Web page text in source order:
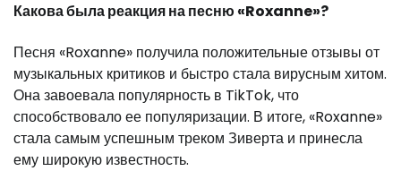
Какова была реакция на песню «Roxanne»?
Песня «Roxanne» получила положительные отзывы от
музыкальных критиков и быстро стала вирусным хитом.
Она завоевала популярность в TikTok, что
способствовало ее популяризации. В итоге, «Roxanne»
стала самым успешным треком Зиверта и принесла
ему широкую известность.